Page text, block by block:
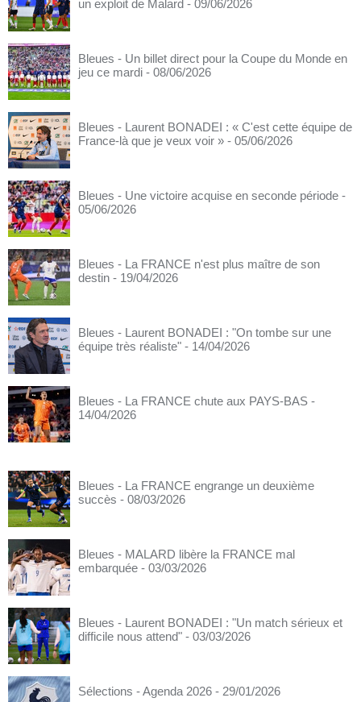
un exploit de Malard - 09/06/2026
Bleues - Un billet direct pour la Coupe du Monde en
jeu ce mardi - 08/06/2026
Bleues - Laurent BONADEI : « C'est cette équipe de
France-là que je veux voir » - 05/06/2026
Bleues - Une victoire acquise en seconde période -
05/06/2026
Bleues - La FRANCE n'est plus maître de son
destin - 19/04/2026
Bleues - Laurent BONADEI : "On tombe sur une
équipe très réaliste" - 14/04/2026
Bleues - La FRANCE chute aux PAYS-BAS -
14/04/2026
Bleues - La FRANCE engrange un deuxième
succès - 08/03/2026
Bleues - MALARD libère la FRANCE mal
embarquée - 03/03/2026
Bleues - Laurent BONADEI : "Un match sérieux et
difficile nous attend" - 03/03/2026
Sélections - Agenda 2026 - 29/01/2026